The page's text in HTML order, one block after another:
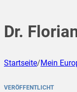
Dr.
Startseite/Mein
VERÖFFENTLICHT